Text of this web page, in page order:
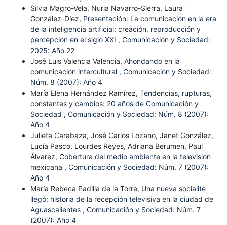
Silvia Magro-Vela, Nuria Navarro-Sierra, Laura
González-Díez, Presentación: La comunicación en la era
de la inteligencia artificial: creación, reproducción y
percepción en el siglo XXI , Comunicación y Sociedad:
2025: Año 22
José Luis Valencia Valencia, Ahondando en la
comunicación intercultural , Comunicación y Sociedad:
Núm. 8 (2007): Año 4
María Elena Hernández Ramírez, Tendencias, rupturas,
constantes y cambios: 20 años de Comunicación y
Sociedad , Comunicación y Sociedad: Núm. 8 (2007):
Año 4
Julieta Carabaza, José Carlos Lozano, Janet González,
Lucía Pasco, Lourdes Reyes, Adriana Berumen, Paul
Álvarez, Cobertura del medio ambiente en la televisión
mexicana , Comunicación y Sociedad: Núm. 7 (2007):
Año 4
María Rebeca Padilla de la Torre, Una nueva socialité
llegó: historia de la recepción televisiva en la ciudad de
Aguascalientes , Comunicación y Sociedad: Núm. 7
(2007): Año 4